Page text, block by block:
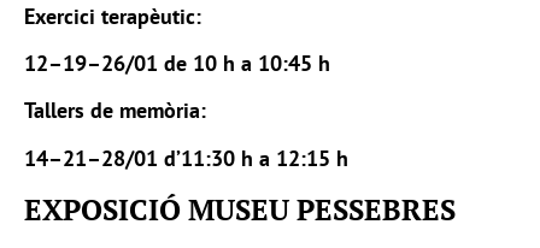
Exercici terapèutic:
12–19–26/01 de 10 h a 10:45 h
Tallers de memòria:
14–21–28/01 d’11:30 h a 12:15 h
EXPOSICIÓ MUSEU PESSEBRES